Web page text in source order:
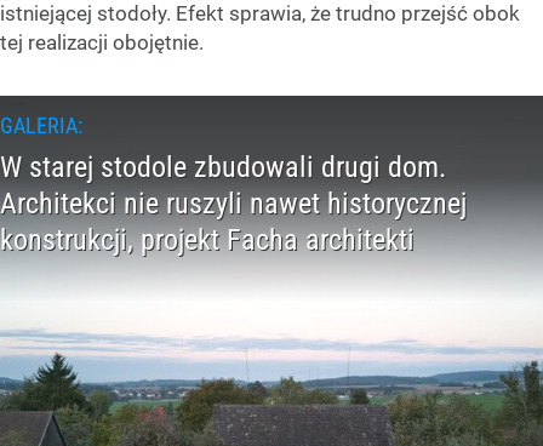
istniejącej stodoły. Efekt sprawia, że trudno przejść obok
tej realizacji obojętnie.